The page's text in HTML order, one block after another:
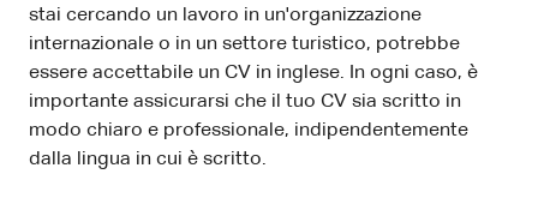
stai cercando un lavoro in un'organizzazione
internazionale o in un settore turistico, potrebbe
essere accettabile un CV in inglese. In ogni caso, è
importante assicurarsi che il tuo CV sia scritto in
modo chiaro e professionale, indipendentemente
dalla lingua in cui è scritto.